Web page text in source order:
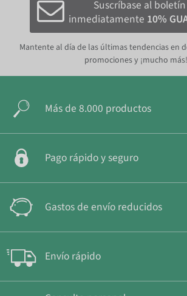
Suscríbase al
inmediatamente 10%
Mantente al día de las últimas tendencias en
promociones y ¡mucho más!
Más de 8.000 productos
Pago rápido y seguro
Gastos de envío reducidos
Envío rápido